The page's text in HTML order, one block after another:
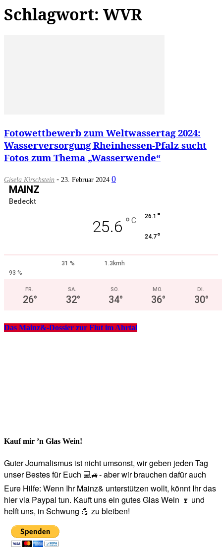
Schlagwort: WVR
Fotowettbewerb zum Weltwassertag 2024:
Wasserversorgung Rheinhessen-Pfalz sucht
Fotos zum Thema „Wasserwende“
Gisela Kirschstein - 23. Februar 2024 0
MAINZ
Bedeckt
25.6 ° C 26.1 °
24.7°
31 %
1.3kmh
93 %
FR.
26°
SA.
32°
SO.
34°
MO.
36°
DI.
30°
Das Mainz&-Dossier zur Flut im Ahrtal
Kauf mir ’n Glas Wein!
Guter Journalismus ist nicht umsonst, wir geben jeden Tag
unser Bestes für Euch 💻🚙- aber wir brauchen dafür auch
Eure Hilfe: Wenn Ihr Mainz& unterstützen wollt, könnt Ihr das
hier via Paypal tun. Kauft uns ein gutes Glas Wein 🍷 und
helft uns, in Schwung 💪 zu bleiben!